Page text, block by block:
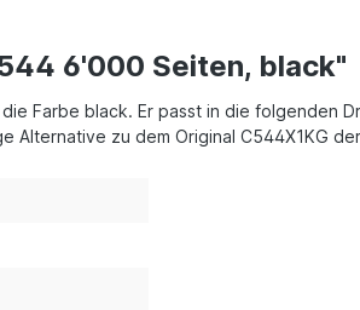
6'000 Seiten, black"
Farbe black. Er passt in die folgenden
zu dem Original C544X1KG